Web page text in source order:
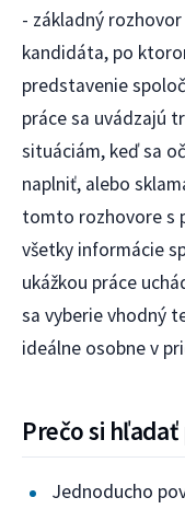
- základný
kandidáta, po
predstavenie
práce sa uvádzajú
situáciám, keď sa
naplniť, alebo
tomto rozhovore s
všetky informácie
ukážkou práce
sa vyberie vhodný
ideálne osobne v
Prečo si
Jednoducho